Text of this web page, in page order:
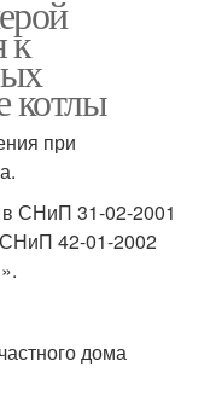
к
котлы
при
СНиП 31-02-2001
42-01-2002
дома